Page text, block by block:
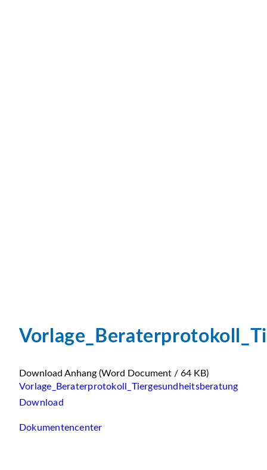
Download Anhang (Word Document / 64 KB)
Vorlage_Beraterprotokoll_Tiergesundheitsberatung
Download
Dokumentencenter